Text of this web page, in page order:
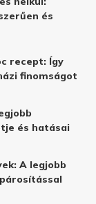
és
recept: Így
finomságot
és hatásai
A legjobb